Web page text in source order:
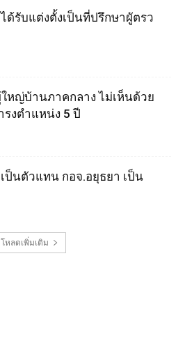
รับแต่งตั้งเป็นที่ปรึกษาผูัตรว
หญ่บ้านภาคกลาง ไม่เห็นด้วย
งตำแหน่ง 5 ปี
ป็นตัวแทน กอจ.อยุธยา เป็น
โหลดเพิ่มเติม